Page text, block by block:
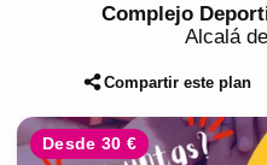
Complejo
Alcalá
Compartir este plan
Desde 30 €